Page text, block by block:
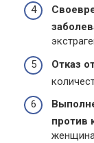
Отказ
против